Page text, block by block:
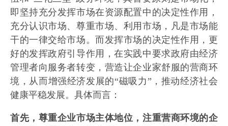
即坚持充分发挥市场在资源配置中的决定性作用，
充分认识市场、尊重市场、利用市场，凡是市场能
干的一律交给市场。而发挥市场的决定性作用，更
好的发挥政府引导作用，在实践中要求政府由经济
管理者向服务者转变，营造让企业家舒服的营商环
境，从而增强经济发展的“磁吸力”，推动经济社会
健康平稳发展。具体而言：
首先，尊重企业市场主体地位，注重营商环境的企